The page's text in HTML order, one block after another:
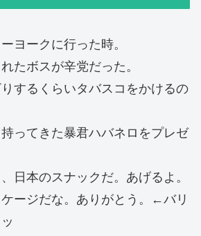
ヨークに行った時。
たボスが辛党だった。
するくらいタバスコをかけるの
ってきた暴君ハバネロをプレゼ
日本のスナックだ。あげるよ。
ージだな。ありがとう。←バリ